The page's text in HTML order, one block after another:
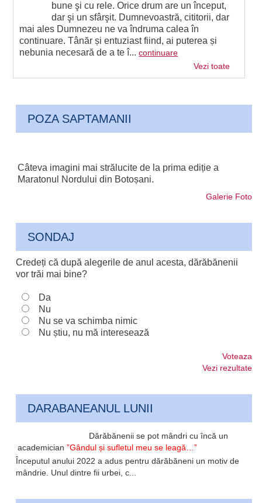
bune şi cu rele. Orice drum are un început,
dar şi un sfârşit. Dumnevoastră, cititorii, dar
mai ales Dumnezeu ne va îndruma calea în
continuare. Tânăr și entuziast fiind, ai puterea și
nebunia necesară de a te î...continuare
Vezi toate
POZA SAPTAMANII
Câteva imagini mai strălucite de la prima ediție a
Maratonul Nordului din Botoșani.
Galerie Foto
SONDAJ
Credeți că după alegerile de anul acesta, dărăbănenii
vor trăi mai bine?
Da
Nu
Nu se va schimba nimic
Nu știu, nu mă interesează
Voteaza
Vezi rezultate
DARABANEANUL LUNII
Dărăbănenii se pot mândri cu încă un
academician”Gândul și sufletul meu se leagă…”
Începutul anului 2022 a adus pentru dărăbăneni un motiv de
mândrie. Unul dintre fii urbei, c...